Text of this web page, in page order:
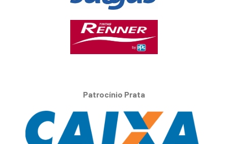
Patrocínio Prata